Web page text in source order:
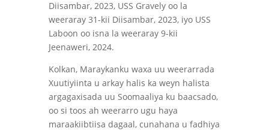
Diisambar, 2023, USS Gravely oo la
weeraray 31-kii Diisambar, 2023, iyo USS
Laboon oo isna la weeraray 9-kii
Jeenaweri, 2024.
Kolkan, Maraykanku waxa uu weerarrada
Xuutiyiinta u arkay halis ka weyn halista
argagaxisada uu Soomaaliya ku baacsado,
oo si toos ah weerarro ugu haya
maraakiibtiisa dagaal, cunahana u fadhiya